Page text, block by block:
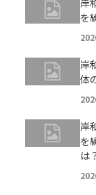
岸
を
岸
体
岸
を
は